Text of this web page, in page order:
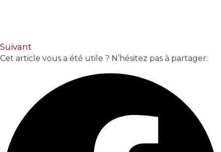
Suivant
Cet article vous a été utile ? N’hésitez pas à partager: